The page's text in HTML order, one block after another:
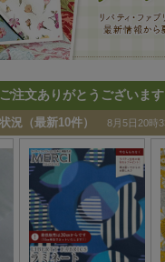
ご注文ありがとうございます